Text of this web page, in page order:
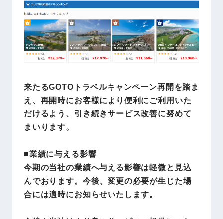
来たるGOTOトラベルキャンペーン再開を踏ま
え、再開時にお客様により便利にご利用いた
だけるよう、引き続きサービス改善に努めて
まいります。
■業績に与える影響
今期の当社の業績へ与える影響は軽微と見込
んでおります。今後、変更の必要が生じた場
合には適時にお知らせいたします。